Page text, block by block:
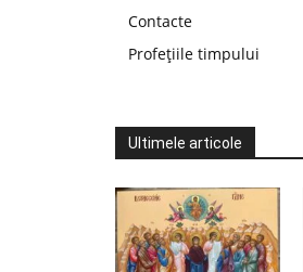
Contacte
Profețiile timpului
Ultimele articole